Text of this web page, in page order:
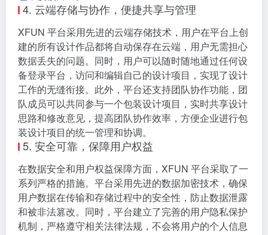
平台拥有一个庞大且不断更新的设计资源库，这是其另
一大显著特色。资源库中不仅包含了海量的包装设计模
板，还有丰富多样的图形、图标、字体、颜色等设计元
素。这些资源均经过精心筛选和整理，具有较高的质量
和实用性。同时，平台会根据市场趋势和用户需求，定
期更新资源库，为用户带来最新、最时尚的设计元素，
激发用户的无限创意，让每一个包装设计都能独具特
色，脱颖而出。
4. 云端存储与协作，便捷共享与管理
XFUN 平台采用先进的云端存储技术，用户在平台上创
建的所有设计作品都将自动保存在云端，用户无需担心
数据丢失的问题。同时，用户可以随时随地通过任何设
备登录平台，访问和编辑自己的设计项目，实现了设计
工作的无缝衔接。此外，平台还支持团队协作功能，团
队成员可以共同参与一个包装设计项目，实时共享设计